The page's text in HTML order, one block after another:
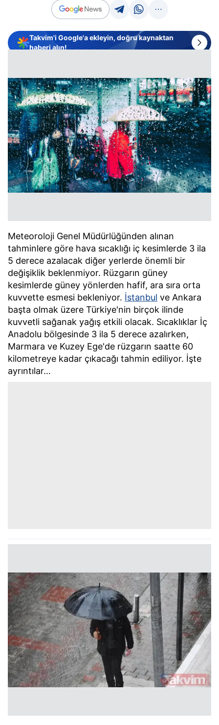
Takvim'i Google'a ekleyin, doğru kaynaktan
haberi alın!
Meteoroloji Genel Müdürlüğünden alınan
tahminlere göre hava sıcaklığı iç kesimlerde 3 ila
5 derece azalacak diğer yerlerde önemli bir
değişiklik beklenmiyor. Rüzgarın güney
kesimlerde güney yönlerden hafif, ara sıra orta
kuvvette esmesi bekleniyor. İstanbul ve Ankara
başta olmak üzere Türkiye'nin birçok ilinde
kuvvetli sağanak yağış etkili olacak. Sıcaklıklar İç
Anadolu bölgesinde 3 ila 5 derece azalırken,
Marmara ve Kuzey Ege'de rüzgarın saatte 60
kilometreye kadar çıkacağı tahmin ediliyor. İşte
ayrıntılar…